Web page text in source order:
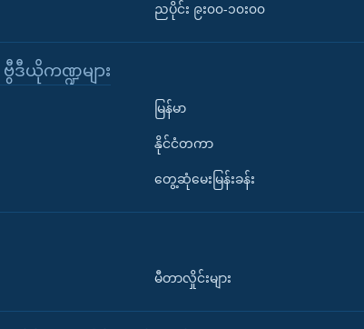
ညပိုင်း ၉း၀၀-၁၀း၀၀
ဒီယိုကဏ္ဍများ
မြန်မာ
နိုင်ငံတကာ
တွေ့ဆုံမေးမြန်းခန်း
မီတာလှိုင်းများ